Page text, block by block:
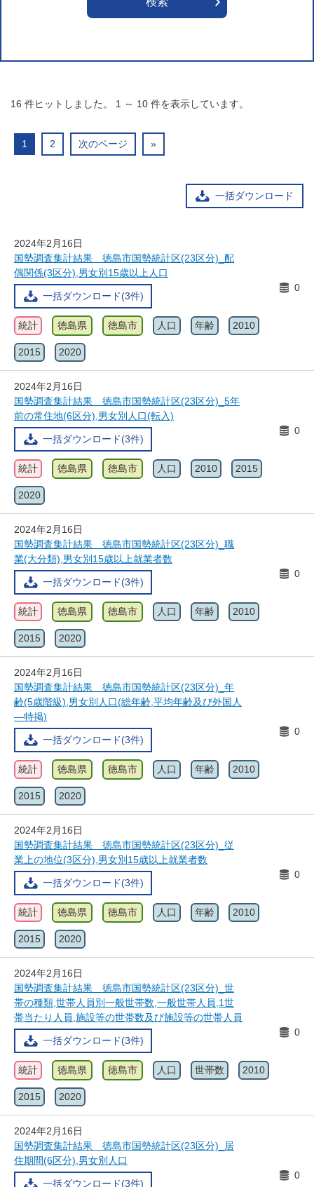
16 件ヒットしました。 1 ～ 10 件を表示しています。
1 2 次のページ »
一括ダウンロード
2024年2月16日
国勢調査集計結果 徳島市国勢統計区(23区分)_配
偶関係(3区分),男女別15歳以上人口
一括ダウンロード(3件)
0
統計 徳島県 徳島市 人口 年齢 2010
2015 2020
2024年2月16日
国勢調査集計結果 徳島市国勢統計区(23区分)_5年
前の常住地(6区分),男女別人口(転入)
一括ダウンロード(3件)
0
統計 徳島県 徳島市 人口 2010 2015
2020
2024年2月16日
国勢調査集計結果 徳島市国勢統計区(23区分)_職
業(大分類),男女別15歳以上就業者数
一括ダウンロード(3件)
0
統計 徳島県 徳島市 人口 年齢 2010
2015 2020
2024年2月16日
国勢調査集計結果 徳島市国勢統計区(23区分)_年
齢(5歳階級),男女別人口(総年齢,平均年齢及び外国人
―特掲)
一括ダウンロード(3件)
0
統計 徳島県 徳島市 人口 年齢 2010
2015 2020
2024年2月16日
国勢調査集計結果 徳島市国勢統計区(23区分)_従
業上の地位(3区分),男女別15歳以上就業者数
一括ダウンロード(3件)
0
統計 徳島県 徳島市 人口 年齢 2010
2015 2020
2024年2月16日
国勢調査集計結果 徳島市国勢統計区(23区分)_世
帯の種類,世帯人員別一般世帯数,一般世帯人員,1世
帯当たり人員,施設等の世帯数及び施設等の世帯人員
一括ダウンロード(3件)
0
統計 徳島県 徳島市 人口 世帯数 2010
2015 2020
2024年2月16日
国勢調査集計結果 徳島市国勢統計区(23区分)_居
住期間(6区分),男女別人口
一括ダウンロード(3件)
0